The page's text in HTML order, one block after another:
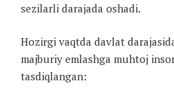
sezilarli darajada oshadi.
Hozirgi vaqtda davlat
majburiy emlashga muhtoj
tasdiqlangan: